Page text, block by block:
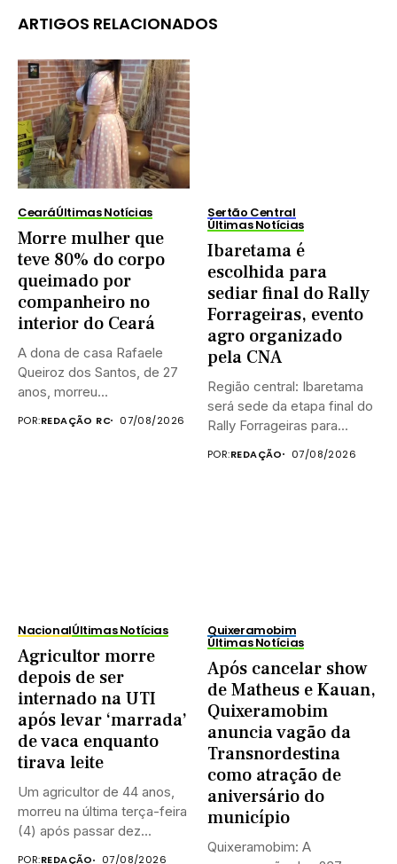
ARTIGOS RELACIONADOS
CearáÚltimas Notícias
Morre mulher que
teve 80% do corpo
queimado por
companheiro no
interior do Ceará
A dona de casa Rafaele
Queiroz dos Santos, de 27
anos, morreu...
POR:REDAÇÃO RC 07/08/2026
Sertão Central
Últimas Notícias
Ibaretama é
escolhida para
sediar final do Rally
Forrageiras, evento
agro organizado
pela CNA
Região central: Ibaretama
será sede da etapa final do
Rally Forrageiras para...
POR:REDAÇÃO 07/08/2026
NacionalÚltimas Notícias
Agricultor morre
depois de ser
internado na UTI
após levar ‘marrada’
de vaca enquanto
tirava leite
Um agricultor de 44 anos,
morreu na última terça-feira
(4) após passar dez...
POR:REDAÇÃO 07/08/2026
Quixeramobim
Últimas Notícias
Após cancelar show
de Matheus e Kauan,
Quixeramobim
anuncia vagão da
Transnordestina
como atração de
aniversário do
município
Quixeramobim: A